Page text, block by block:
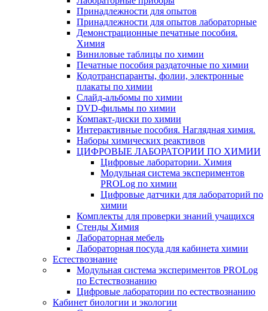
Принадлежности для опытов
Принадлежности для опытов лабораторные
Демонстрационные печатные пособия.
Химия
Виниловые таблицы по химии
Печатные пособия раздаточные по химии
Кодотранспаранты, фолии, электронные
плакаты по химии
Слайд-альбомы по химии
DVD-фильмы по химии
Компакт-диски по химии
Интерактивные пособия. Наглядная химия.
Наборы химических реактивов
ЦИФРОВЫЕ ЛАБОРАТОРИИ ПО ХИМИИ
Цифровые лаборатории. Химия
Модульная система экспериментов
PROLog по химии
Цифровые датчики для лабораторий по
химии
Комплекты для проверки знаний учащихся
Стенды Химия
Лабораторная мебель
Лабораторная посуда для кабинета химии
Естествознание
Модульная система экспериментов PROLog
по Естествознанию
Цифровые лаборатории по естествознанию
Кабинет биологии и экологии